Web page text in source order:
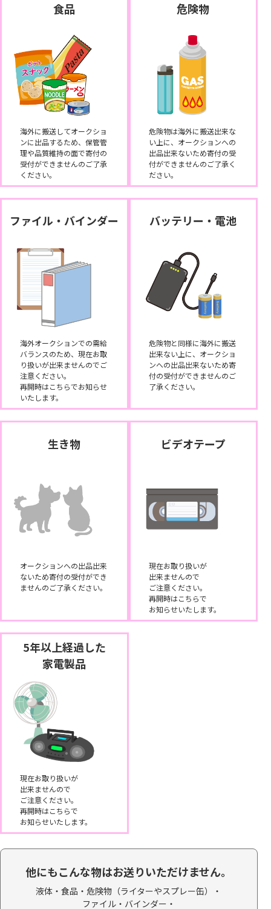
食品
海外に搬送してオークショ
ンに出品するため、保管管
理や品質維持の面で寄付の
受付ができませんのご了承
ください。
危険物
危険物は海外に搬送出来な
い上に、オークションへの
出品出来ないため寄付の受
付ができませんのご了承く
ださい。
ファイル・バインダー
海外オークションでの需給
バランスのため、現在お取
り扱いが出来ませんのでご
注意ください。
再開時はこちらでお知らせ
いたします。
バッテリー・電池
危険物と同様に海外に搬送
出来ない上に、オークショ
ンへの出品出来ないため寄
付の受付ができませんのご
了承ください。
生き物
オークションへの出品出来
ないため寄付の受付ができ
ませんのご了承ください。
ビデオテープ
現在お取り扱いが
出来ませんので
ご注意ください。
再開時はこちらで
お知らせいたします。
5年以上経過した
家電製品
現在お取り扱いが
出来ませんので
ご注意ください。
再開時はこちらで
お知らせいたします。
他にもこんな物はお送りいただけません。
液体・食品・ 危険物（ライターやスプレー缶）・
ファイル・バインダー・